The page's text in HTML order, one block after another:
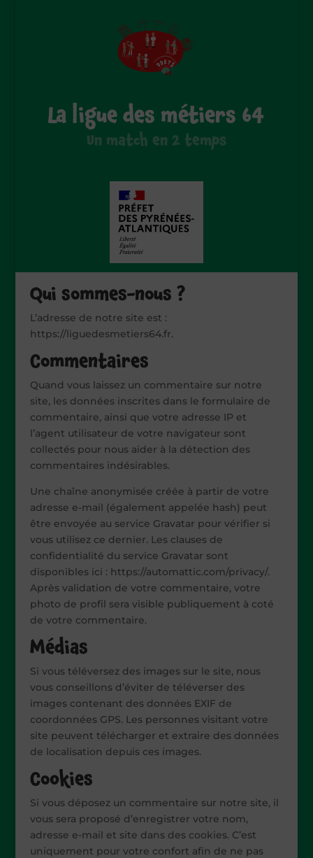
La ligue des métiers 64
Un match en 2 temps
Qui sommes-nous ?
L’adresse de notre site est :
https://liguedesmetiers64.fr.
Commentaires
Quand vous laissez un commentaire sur notre
site, les données inscrites dans le formulaire de
commentaire, ainsi que votre adresse IP et
l’agent utilisateur de votre navigateur sont
collectés pour nous aider à la détection des
commentaires indésirables.
Une chaîne anonymisée créée à partir de votre
adresse e-mail (également appelée hash) peut
être envoyée au service Gravatar pour vérifier si
vous utilisez ce dernier. Les clauses de
confidentialité du service Gravatar sont
disponibles ici : https://automattic.com/privacy/.
Après validation de votre commentaire, votre
photo de profil sera visible publiquement à coté
de votre commentaire.
Médias
Si vous téléversez des images sur le site, nous
vous conseillons d’éviter de téléverser des
images contenant des données EXIF de
coordonnées GPS. Les personnes visitant votre
site peuvent télécharger et extraire des données
de localisation depuis ces images.
Cookies
Si vous déposez un commentaire sur notre site, il
vous sera proposé d’enregistrer votre nom,
adresse e-mail et site dans des cookies. C’est
uniquement pour votre confort afin de ne pas